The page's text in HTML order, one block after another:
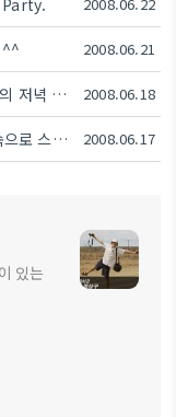
^^ 2008.06.21
[호주 Barnacle Bill's] 시푸드 레스토랑에서의 저녁 만찬♡ 2008.06.18
6박 8일 호주 MT 여행기 #03 - 호주의 바다속으로 스노클링 하러~ 2008.06.17
있는